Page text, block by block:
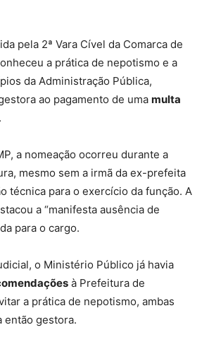
pela 2ª Vara Cível da Comarca de
a prática de nepotismo e a
da Administração Pública,
ao pagamento de uma multa
.
a nomeação ocorreu durante a
mesmo sem a irmã da ex-prefeita
técnica para o exercício da função. A
a “manifesta ausência de
para o cargo.
o Ministério Público já havia
à Prefeitura de
a prática de nepotismo, ambas
então gestora.